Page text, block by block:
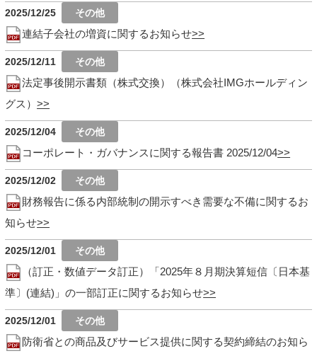
2025/12/25
連結子会社の増資に関するお知らせ
2025/12/11
法定事後開示書類（株式交換）（株式会社IMGホールディン
グス）
2025/12/04
コーポレート・ガバナンスに関する報告書 2025/12/04
2025/12/02
財務報告に係る内部統制の開示すべき需要な不備に関するお
知らせ
2025/12/01
（訂正・数値データ訂正）「2025年８月期決算短信〔日本基
準〕(連結)」の一部訂正に関するお知らせ
2025/12/01
防衛省との商品及びサービス提供に関する契約締結のお知ら